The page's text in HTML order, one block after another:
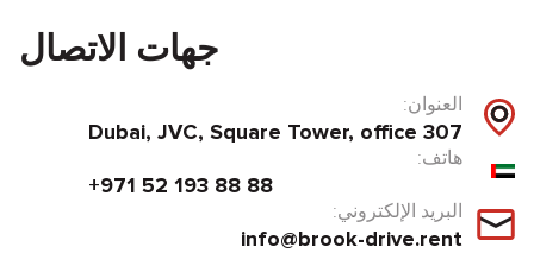
جهات الاتصال
العنوان:
Dubai, JVC, Square Tower, office 307
هاتف:
+971 52 193 88 88
البريد الإلكتروني:
info@brook-drive.rent